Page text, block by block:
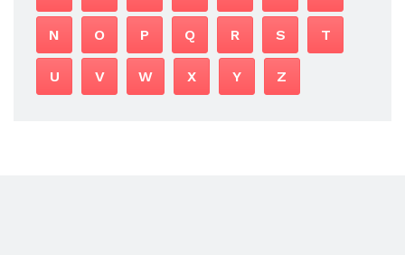
N O P Q R S T
U V W X Y Z